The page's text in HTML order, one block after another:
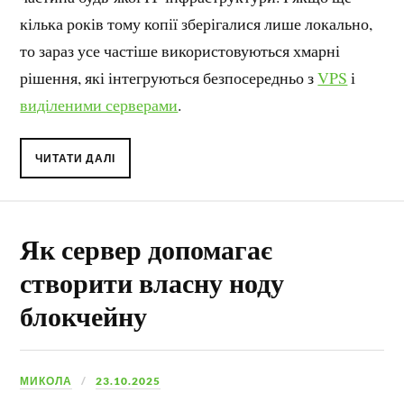
кілька років тому копії зберігалися лише локально,
то зараз усе частіше використовуються хмарні
рішення, які інтегруються безпосередньо зVPS і
виділеними серверами.
ЧИТАТИ ДАЛІ
Як сервер допомагає
створити власну ноду
блокчейну
МИКОЛА 23.10.2025